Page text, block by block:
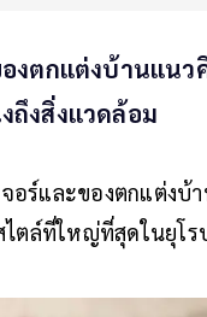
งตกแต่งบ้านแน
ถึงสิ่งแวดล้อม
อร์และของตกแต่งบ้
ตล์ที่ใหญ่ที่สุดในยุโร